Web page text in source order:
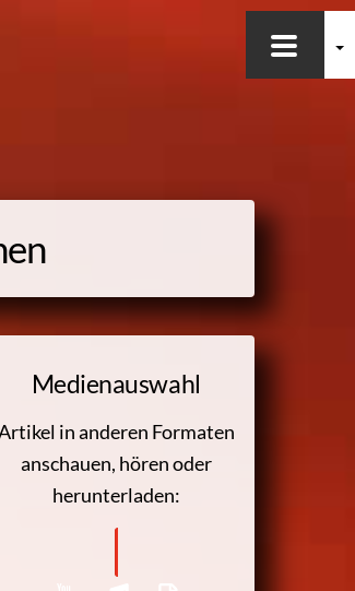
Medienauswahl
in anderen Formaten
anschauen, hören oder
herunterladen: